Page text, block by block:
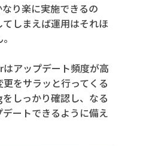
り楽に実施できるの
しまえば運用はそれほ
アップデート頻度が高
をサラッと行ってくる
しっかり確認し、なる
ートできるように備え